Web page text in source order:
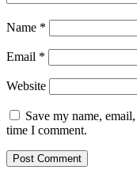
Name *
Email *
Website
Save my name,
time I comment.